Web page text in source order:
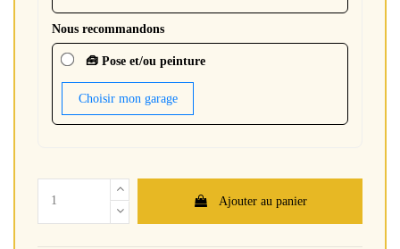
Nous recommandons
🧰 Pose et/ou peinture
Choisir mon garage
Ajouter au panier